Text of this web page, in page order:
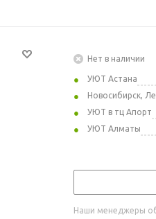
Нет в наличии
УЮТ Астана
Новосибирск,
УЮТ в тц Апорт
УЮТ Алматы
Наши менеджеры